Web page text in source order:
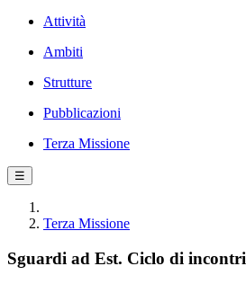
Attività
Ambiti
Strutture
Pubblicazioni
Terza Missione
☰
Terza Missione
Sguardi ad Est. Ciclo di incontri